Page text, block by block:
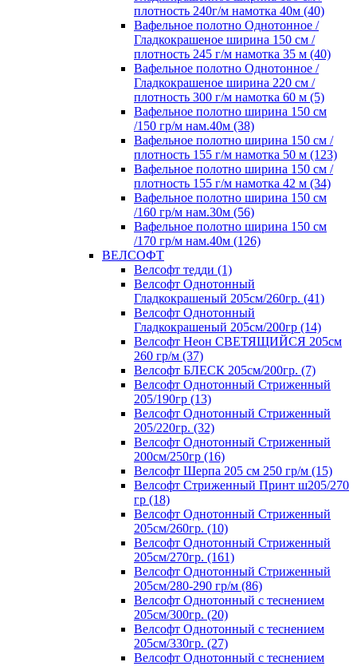
плотность 240г/м намотка 40м (40)
Вафельное полотно Однотонное /
Гладкокрашеное ширина 150 см /
плотность 245 г/м намотка 35 м (40)
Вафельное полотно Однотонное /
Гладкокрашеное ширина 220 см /
плотность 300 г/м намотка 60 м (5)
Вафельное полотно ширина 150 см
/150 гр/м нам.40м (38)
Вафельное полотно ширина 150 см /
плотность 155 г/м намотка 50 м (123)
Вафельное полотно ширина 150 см /
плотность 155 г/м намотка 42 м (34)
Вафельное полотно ширина 150 см
/160 гр/м нам.30м (56)
Вафельное полотно ширина 150 см
/170 гр/м нам.40м (126)
ВЕЛСОФТ
Велсофт тедди (1)
Велсофт Однотонный
Гладкокрашеный 205см/260гр. (41)
Велсофт Однотонный
Гладкокрашеный 205см/200гр (14)
Велсофт Неон СВЕТЯЩИЙСЯ 205см
260 гр/м (37)
Велсофт БЛЕСК 205см/200гр. (7)
Велсофт Однотонный Стриженный
205/190гр (13)
Велсофт Однотонный Стриженный
205/220гр. (32)
Велсофт Однотонный Стриженный
200см/250гр (16)
Велсофт Шерпа 205 см 250 гр/м (15)
Велсофт Стриженный Принт ш205/270
гр (18)
Велсофт Однотонный Стриженный
205см/260гр. (10)
Велсофт Однотонный Стриженный
205см/270гр. (161)
Велсофт Однотонный Стриженный
205см/280-290 гр/м (86)
Велсофт Однотонный с теснением
205см/300гр. (20)
Велсофт Однотонный с теснением
205см/330гр. (27)
Велсофт Однотонный с теснением